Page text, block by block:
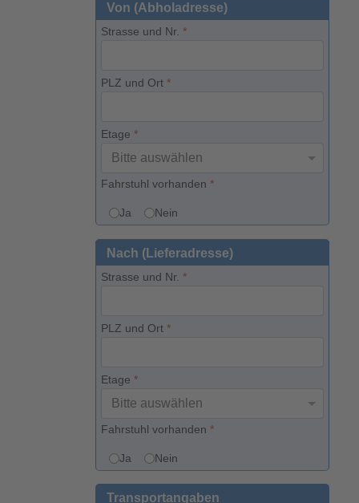
Von (Abholadresse)
Nach (Lieferadresse)
Strasse und Nr. *
Strasse und Nr. *
PLZ und Ort *
PLZ und Ort *
Etage *
Etage *
Fahrstuhl vorhanden *
Ja Nein
Fahrstuhl vorhanden *
Ja Nein
Transportangaben